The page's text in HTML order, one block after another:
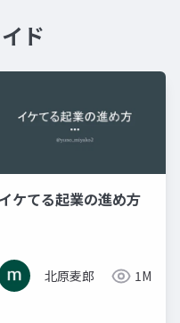
ド
イケてる起業の進め方
北原麦郎 1M